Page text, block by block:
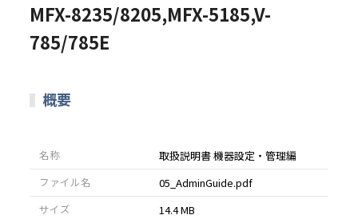
MFX-8235/8205,MFX-5185,V-
785/785E
概要
名称
取扱説明書 機器設定・管理編
ファイル名
05_AdminGuide.pdf
サイズ
14.4 MB